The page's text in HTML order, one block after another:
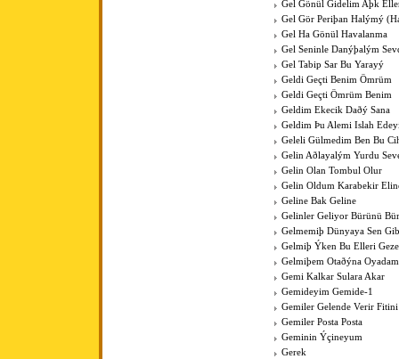
Gel Gönül Gidelim Aþk
Gel Gör Periþan Halýmý
Gel Ha Gönül Havalanma
Gel Seninle Danýþalým
Gel Tabip Sar Bu Yarayý
Geldi Geçti Benim Ömrüm
Geldi Geçti Ömrüm Benim
Geldim Ekecik Daðý Sana
Geldim Þu Alemi Islah
Geleli Gülmedim Ben Bu
Gelin Aðlayalým Yurdu
Gelin Olan Tombul Olur
Gelin Oldum Karabekir
Geline Bak Geline
Gelinler Geliyor Bürünü
Gelmemiþ Dünyaya Sen
Gelmiþ Ýken Bu Elleri
Gelmiþem Otaðýna
Gemi Kalkar Sulara Akar
Gemideyim Gemide-1
Gemiler Gelende Verir Fitini
Gemiler Posta Posta
Geminin Ýçineyum
Gerek